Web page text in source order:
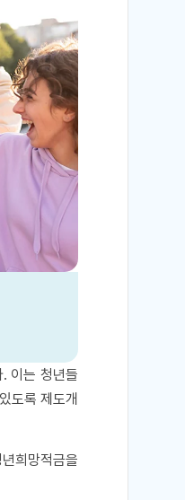
이는 청년들
도록 제도개
희망적금을